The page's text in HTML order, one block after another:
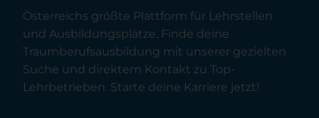
Österreichs größte Plattform für Lehrstellen
und Ausbildungsplätze. Finde deine
Traumberufsausbildung mit unserer gezielten
Suche und direktem Kontakt zu Top-
Lehrbetrieben. Starte deine Karriere jetzt!